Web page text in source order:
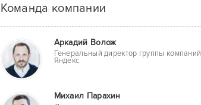
Команда компании
Аркадий Волож
Генеральный директор группы компаний
Яндекс
Михаил Парахин